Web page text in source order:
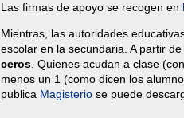
Las firmas de apoyo se recogen en
Mientras, las autoridades
escolar en la secundaria. A partir de
ceros . Quienes acudan a clase
menos un 1 (como dicen los
publica Magisterio se puede